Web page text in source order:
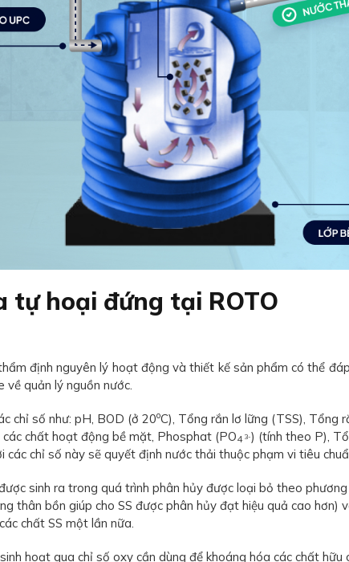
tự hoại đứng tại ROTO
định nguyên lý hoạt động và thiết kế sản phẩm có thể
quản lý nguồn nước.
chỉ số như: pH, BOD (ở 20oC), Tổng rắn lơ lững (TSS), Tổng
chất hoạt động bề mặt, Phosphat (PO4 3-) (tính theo P),
chỉ số này sẽ quyết định nước thải thuộc phạm vi tiêu
sinh ra trong quá trình phân hủy được loại bỏ theo
thân bồn giúp cho SS được phân hủy đạt hiệu quả cao hơn)
chất SS một lần nữa.
hoạt qua chỉ số oxy cần dùng để khoáng hóa các chất